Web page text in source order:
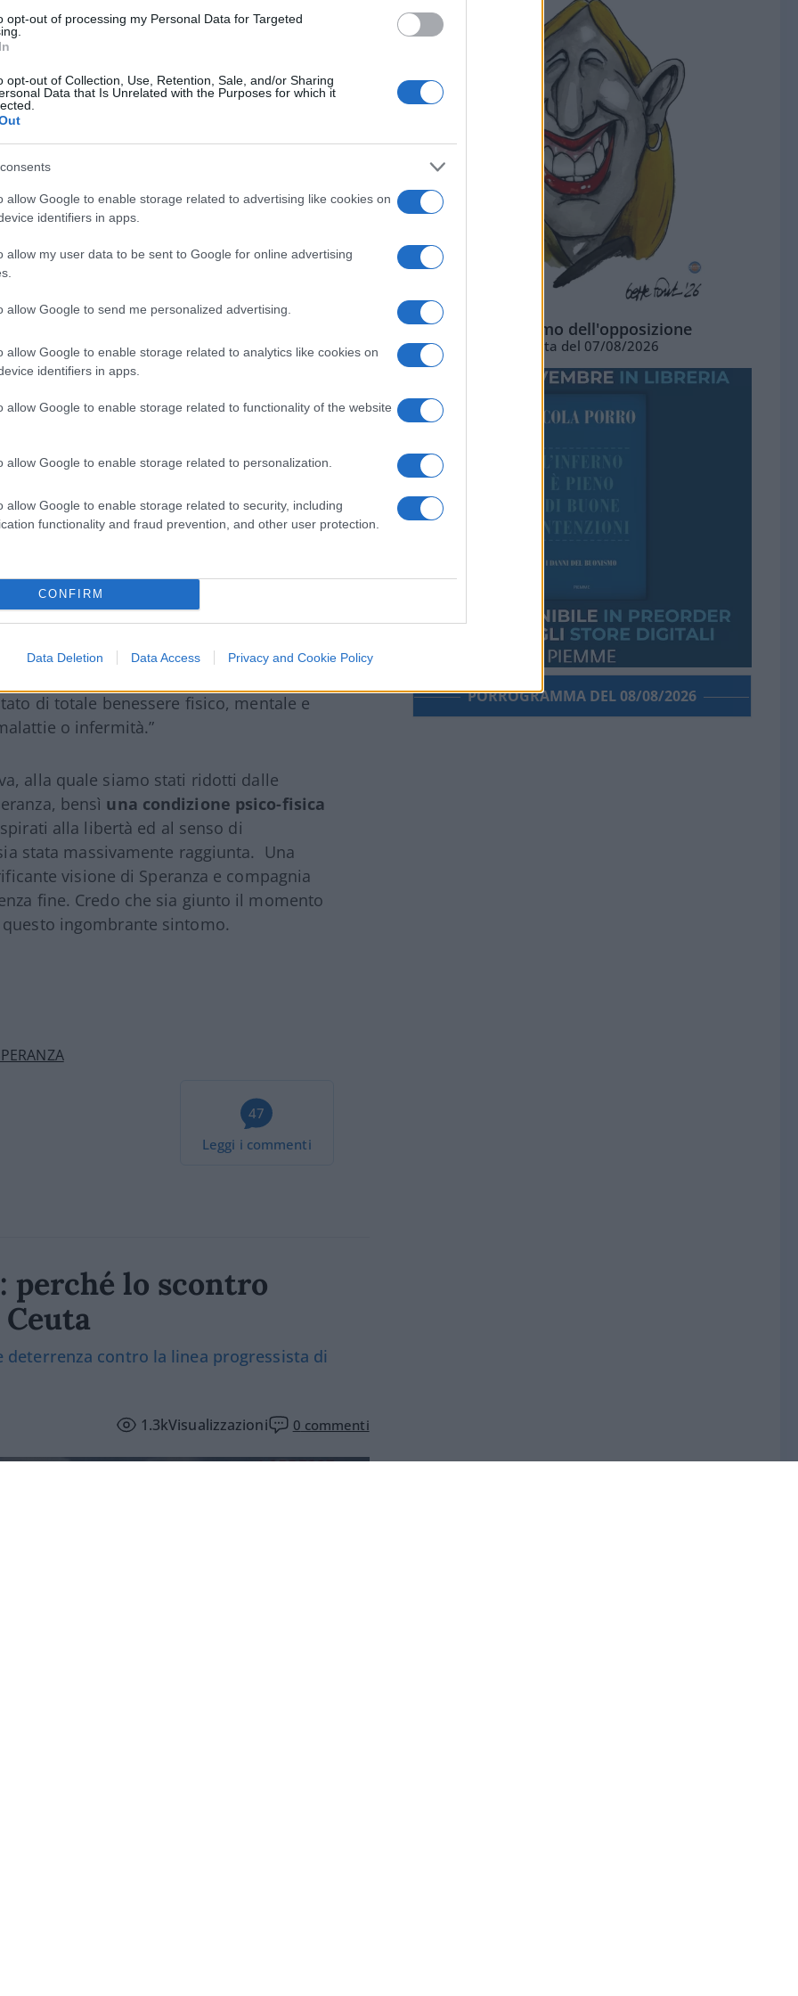
opt-out of processing my Personal Data for Targeted
opt-out of Collection, Use, Retention, Sale, and/or Sharing
Data that Is Unrelated with the Purposes for which it
allow Google to enable storage related to advertising like cookies on
identifiers in apps.
allow my user data to be sent to Google for online advertising
allow Google to send me personalized advertising.
allow Google to enable storage related to analytics like cookies on
identifiers in apps.
allow Google to enable storage related to functionality of the website
allow Google to enable storage related to personalization.
allow Google to enable storage related to security, including
functionality and fraud prevention, and other user protection.
CONFIRM
Data Deletion Data Access Privacy and Cookie Policy
01:15
definisce ancora una volta la cifra di
il quale, vorrei sottolineare, non è egli
grave di un sistema democratico
dovrebbe rappresentare il principio
essere il presupposto ineliminabile
potentino utilizza come una clava.
a bersi le pozioni tossiche del ministro
ricordare cosa intende l’Organizzazione
di totale benessere fisico, mentale e
o infermità.”
alla quale siamo stati ridotti dalle
bensì una condizione psico-fisica
alla libertà ed al senso di
stata massivamente raggiunta. Una
visione di Speranza e compagnia
fine. Credo che sia giunto il momento
ingombrante sintomo.
47
Leggi i commenti
perché lo scontro
contro la linea progressista di
1.3kVisualizzazioni 0 commenti
L'ottimismo dell'opposizione
Vignetta del 07/08/2026
PORROGRAMMA DEL 08/08/2026